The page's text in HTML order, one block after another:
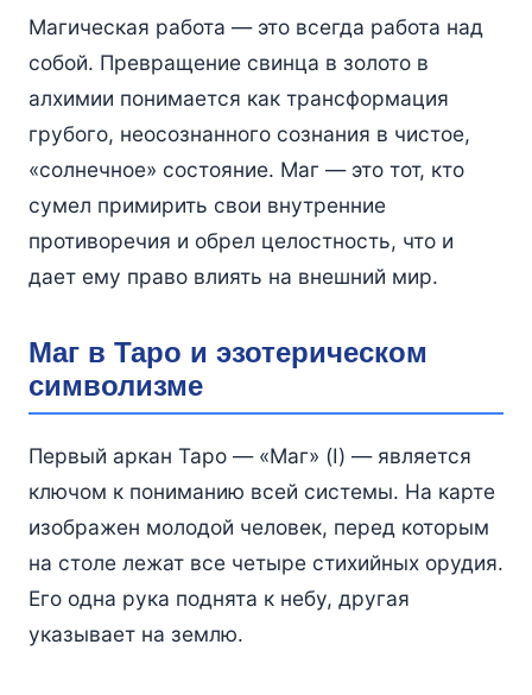
Магическая работа — это всегда работа над
собой. Превращение свинца в золото в
алхимии понимается как трансформация
грубого, неосознанного сознания в чистое,
«солнечное» состояние. Маг — это тот, кто
сумел примирить свои внутренние
противоречия и обрел целостность, что и
дает ему право влиять на внешний мир.
Маг в Таро и эзотерическом
символизме
Первый аркан Таро — «Маг» (I) — является
ключом к пониманию всей системы. На карте
изображен молодой человек, перед которым
на столе лежат все четыре стихийных орудия.
Его одна рука поднята к небу, другая
указывает на землю.